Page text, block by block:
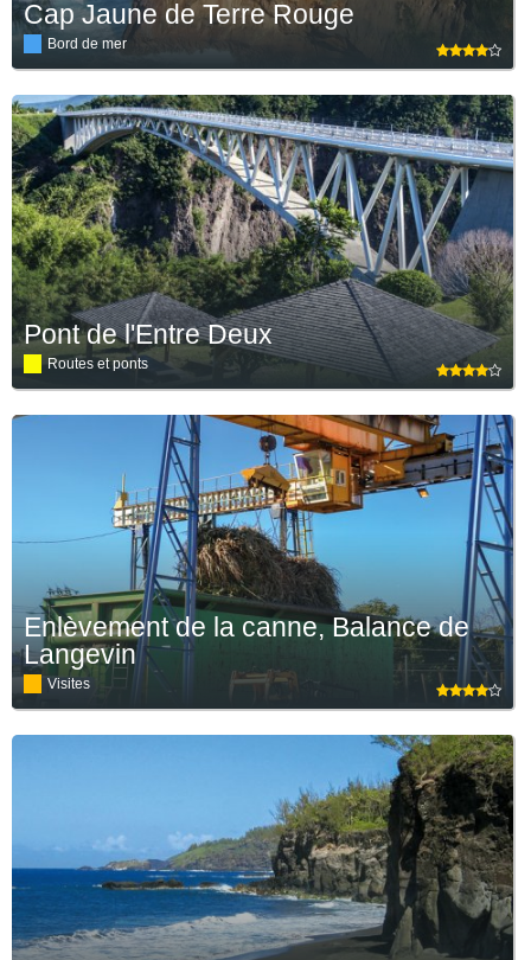
Cap Jaune de Terre Rouge
Bord de mer
Pont de l'Entre Deux
Routes et ponts
Enlèvement de la canne, Balance de
Langevin
Visites